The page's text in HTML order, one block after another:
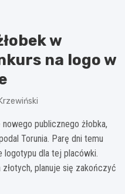
w
na logo w
publicznego żłobka,
Torunia. Parę dni temu
logotypu dla tej placówki.
planuje się zakończyć